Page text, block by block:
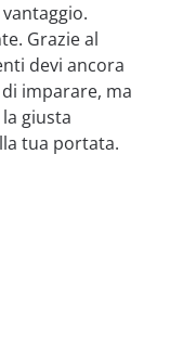
Grazie al
devi ancora
imparare, ma
giusta
tua portata.